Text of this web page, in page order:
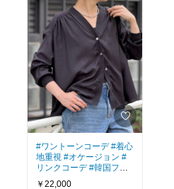
#ワントーンコーデ #着心
地重視 #オケージョン #
リンクコーデ #韓国ファ
ッション
￥22,000